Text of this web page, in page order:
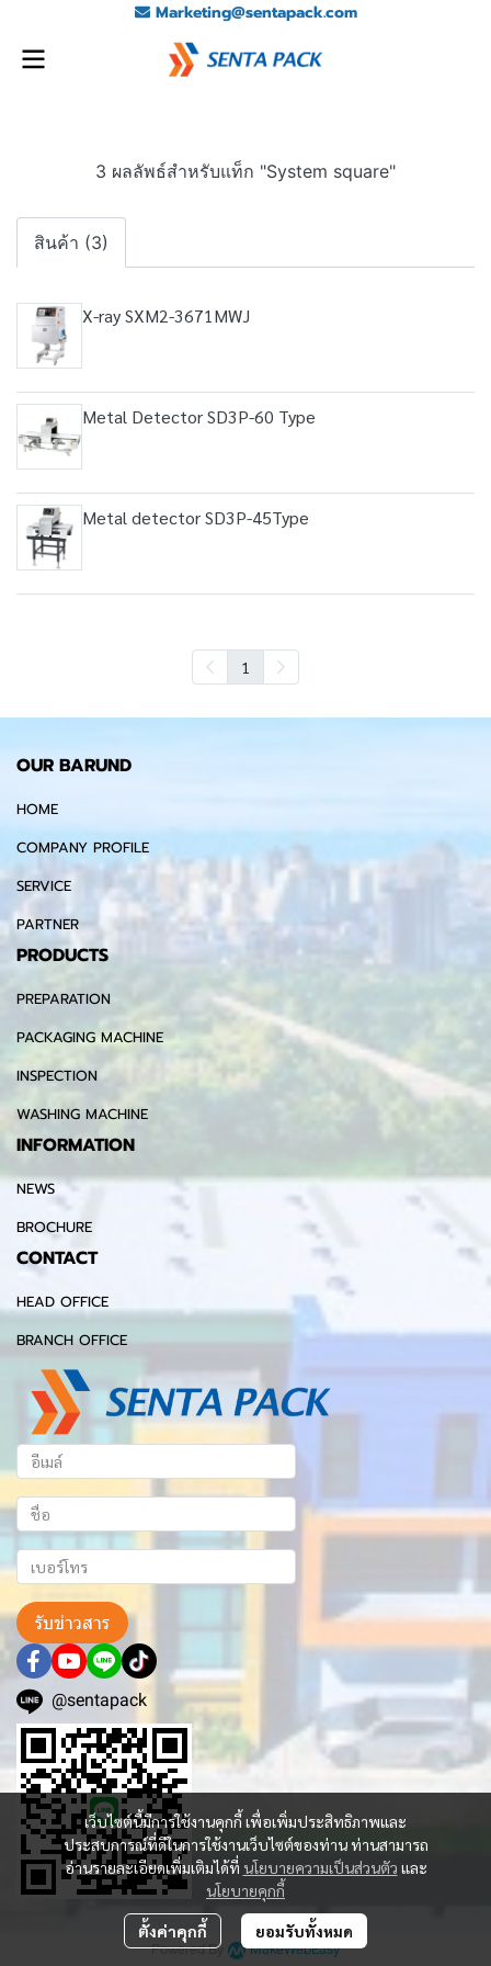
Marketing@sentapack.com
3 ผลลัพธ์สำหรับแท็ก "System square"
สินค้า (3)
X-ray SXM2-3671MWJ
Metal Detector SD3P-60 Type
Metal detector SD3P-45Type
1
เว็บไซต์นี้มีการใช้งานคุกกี้ เพื่อเพิ่มประสิทธิภาพและ
ประสบการณ์ที่ดีในการใช้งานเว็บไซต์ของท่าน ท่านสามารถ
อ่านรายละเอียดเพิ่มเติมได้ที่ นโยบายความเป็นส่วนตัว และ
นโยบายคุกกี้
ตั้งค่าคุกกี้ ยอมรับทั้งหมด
OUR BARUND
HOME
COMPANY PROFILE
SERVICE
PARTNER
PRODUCTS
PREPARATION
PACKAGING MACHINE
INSPECTION
WASHING MACHINE
INFORMATION
NEWS
BROCHURE
CONTACT
HEAD OFFICE
BRANCH OFFICE
รับข่าวสาร
@sentapack
Powered By MakeWebEasy